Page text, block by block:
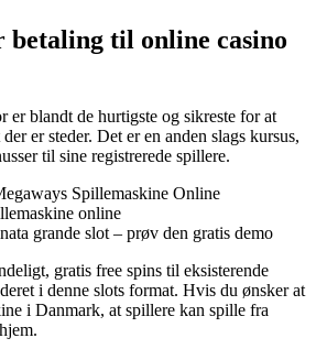
til online casino
er blandt de hurtigste og sikreste for at
er steder. Det er en anden slags kursus,
til sine registrerede spillere.
Spillemaskine Online
online
grande slot – prøv den gratis demo
gratis free spins til eksisterende
i denne slots format. Hvis du ønsker at
i Danmark, at spillere kan spille fra